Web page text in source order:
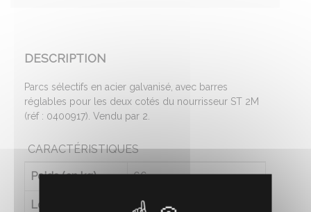
DESCRIPTION
Parcs sélectifs en acier galvanisé, avec barres
réglables pour les deux cotés du nourrisseur ST 2M
(réf : 0400917). Vendu par 2.
CARACTÉRISTIQUES
Poids (en kg) 66
Longueur (en cm) 240